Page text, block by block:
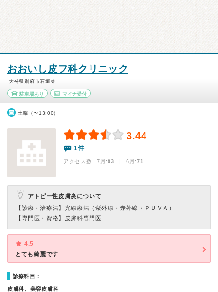
おおいし皮フ科クリニック
大分県別府市石垣東
駐車場あり マイナ受付
土曜（〜13:00）
3.44
1件
アクセス数 7月:93 | 6月:71
アトピー性皮膚炎について
【診療・治療法】 光線療法（紫外線・赤外線・ＰＵＶＡ）
【専門医・資格】 皮膚科専門医
4.5
とても綺麗です
診療科目：
皮膚科、美容皮膚科